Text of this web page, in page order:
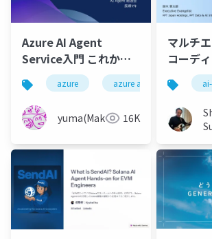
Azure AI Agent
Service入門 これから
AzureでAI Agentを開
発したい人へ
azure azure ai agenet service
yuma(Maki) 16K
マルチ
コーデ